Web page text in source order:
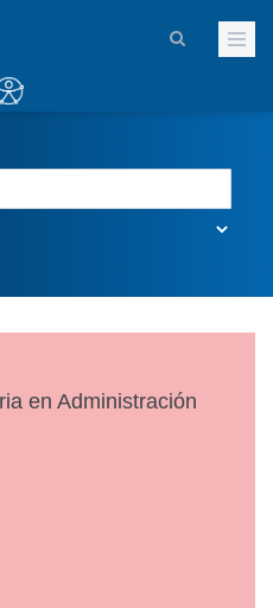
en Administración